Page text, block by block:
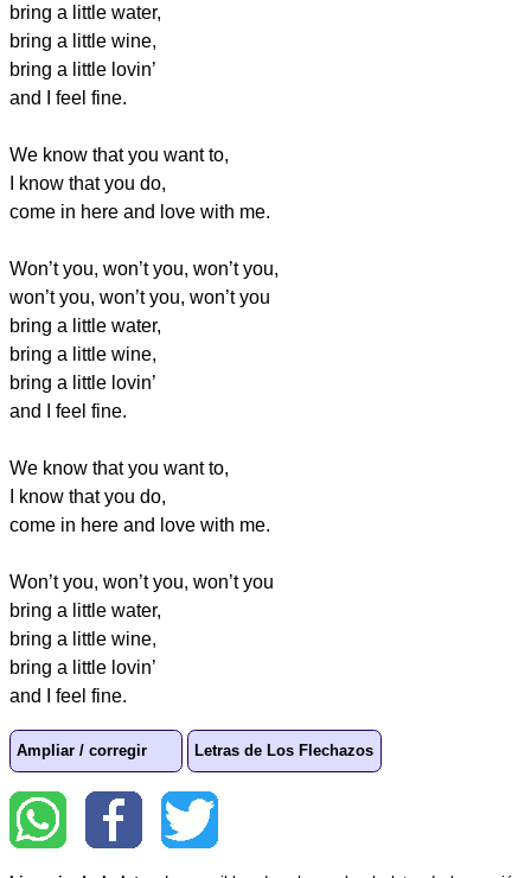
bring a little water,
bring a little wine,
bring a little lovin’
and I feel fine.
We know that you want to,
I know that you do,
come in here and love with me.
Won’t you, won’t you, won’t you,
won’t you, won’t you, won’t you
bring a little water,
bring a little wine,
bring a little lovin’
and I feel fine.
We know that you want to,
I know that you do,
come in here and love with me.
Won’t you, won’t you, won’t you
bring a little water,
bring a little wine,
bring a little lovin’
and I feel fine.
Ampliar / corregir Letras de Los Flechazos